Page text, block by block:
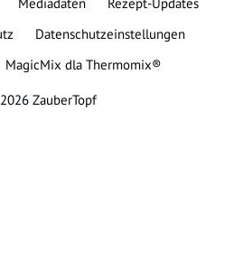
Datenschutzeinstellungen
MagicMix dla Thermomix®
ZauberTopf